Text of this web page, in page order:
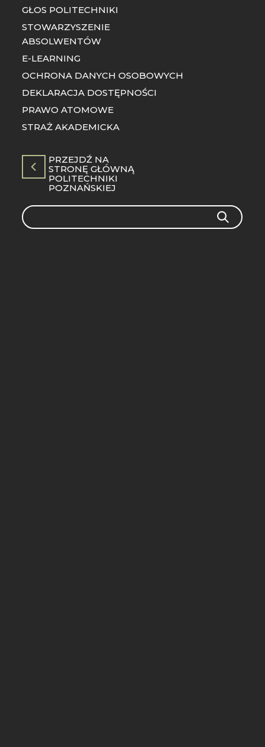
GŁOS POLITECHNIKI
STOWARZYSZENIE
ABSOLWENTÓW
E-LEARNING
OCHRONA DANYCH OSOBOWYCH
DEKLARACJA DOSTĘPNOŚCI
PRAWO ATOMOWE
STRAŻ AKADEMICKA
PRZEJDŹ NA
STRONĘ GŁÓWNĄ
POLITECHNIKI
POZNAŃSKIEJ
Search SEARCH